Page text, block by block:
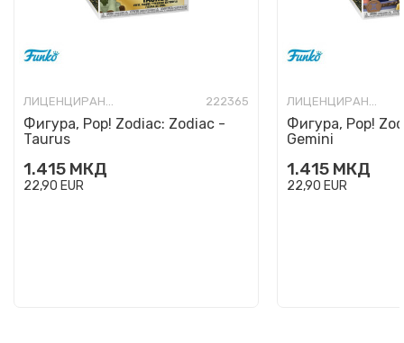
ЛИЦЕНЦИРАНИ ФИГУРИ И СЕТОВИ 222365
Фигура, Pop! Zodiac: Zodiac -
Taurus
1.415 МКД
22,90 EUR
ЛИЦЕНЦИРАНИ ФИГУРИ И СЕТОВИ
Фигура, Pop!
Gemini
1.415 МКД
22,90 EUR